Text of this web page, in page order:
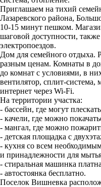
Приглашаем на тихий
Лазаревского района,
10-15 минут пешком.
шаговой доступности, также
электропоездов.
Дом для семейного отдыха.
разным ценам. Комнаты в
до комнат с условиями, в
вентилятор, сплит-система,
интернет через Wi-Fi.
На территории участка:
- бассейн, где могут
- качели, где можно
- мангал, где можно
- детская площадка с
- кухня со всем
и принадлежности для мытья
- стиральная машинка
- автостоянка бесплатно.
Поселок Вишневка